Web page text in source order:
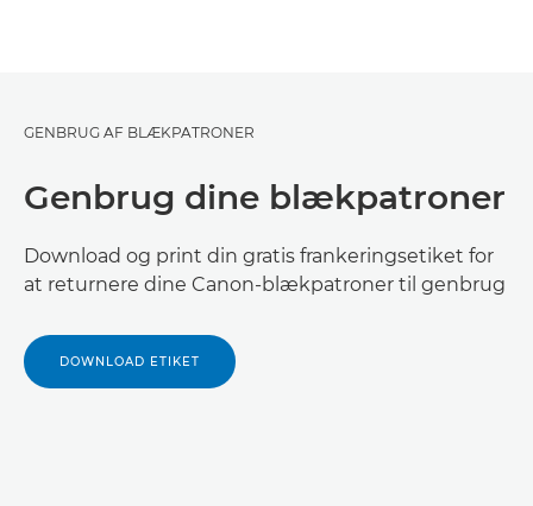
GENBRUG AF BLÆKPATRONER
Genbrug dine blækpatroner
Download og print din gratis frankeringsetiket for
at returnere dine Canon-blækpatroner til genbrug
DOWNLOAD ETIKET